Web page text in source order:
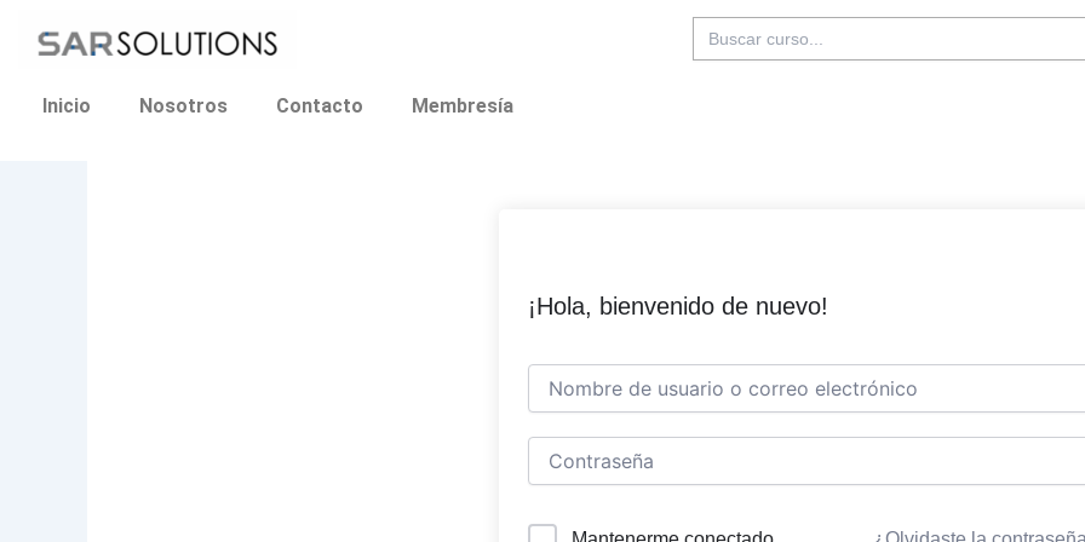
Buscar:
Inicio Nosotros Contacto Membresía
¡Hola, bienvenido de nuevo!